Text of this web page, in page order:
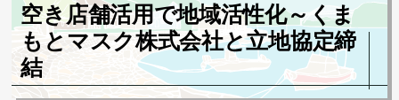
空き店舗活用で地域活性化～くま
もとマスク株式会社と立地協定締
結